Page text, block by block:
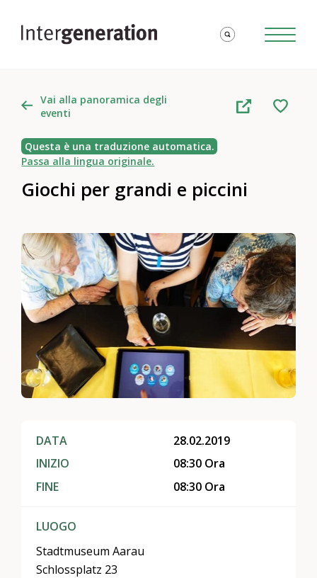
Vai alla panoramica degli
eventi
Questa è una traduzione automatica.
Passa alla lingua originale.
Giochi per grandi e piccini
DATA
INIZIO
FINE
28.02.2019
08:30 Ora
08:30 Ora
LUOGO
Stadtmuseum Aarau
Schlossplatz 23